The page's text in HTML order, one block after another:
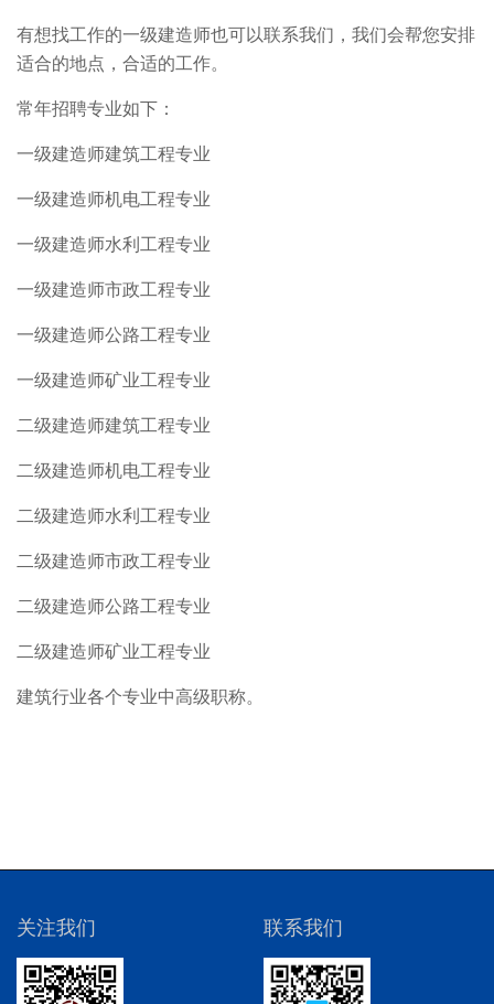
有想找工作的一级建造师也可以联系我们，我们会帮您安排
适合的地点，合适的工作。
常年招聘专业如下：
一级建造师建筑工程专业
一级建造师机电工程专业
一级建造师水利工程专业
一级建造师市政工程专业
一级建造师公路工程专业
一级建造师矿业工程专业
二级建造师建筑工程专业
二级建造师机电工程专业
二级建造师水利工程专业
二级建造师市政工程专业
二级建造师公路工程专业
二级建造师矿业工程专业
建筑行业各个专业中高级职称。
关注我们 联系我们